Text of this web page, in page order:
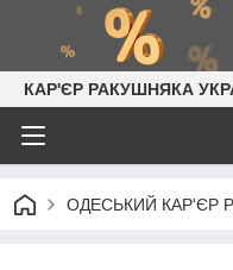
КАР'ЄР РАКУШНЯКА
ОДЕСЬКИЙ КАР'ЄР